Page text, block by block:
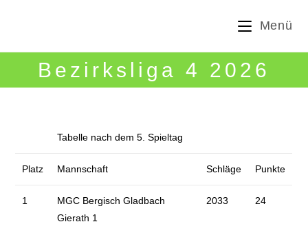
Menü
Bezirksliga 4 2026
Tabelle nach dem 5. Spieltag
Platz Mannschaft Schläge Punkte
1
MGC Bergisch Gladbach
Gierath 1
2033 24